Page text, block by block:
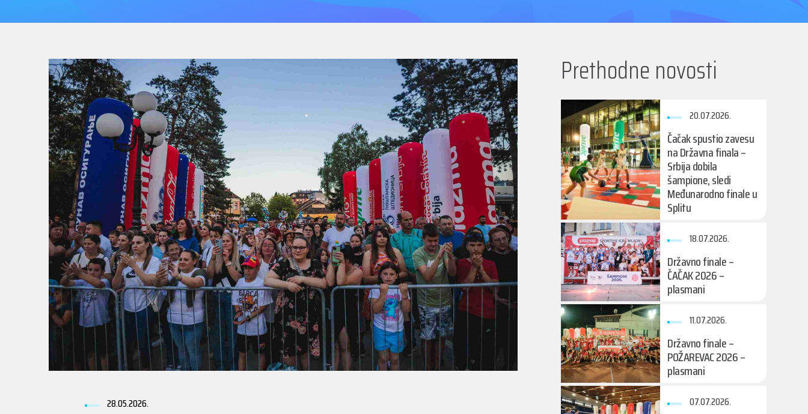
28.05.2026.
Prethodne novosti
20.07.2026.
Čačak spustio zavesu
na Državna finala –
Srbija dobila
šampione, sledi
Međunarodno finale u
Splitu
18.07.2026.
Državno finale –
ČAČAK 2026 –
plasmani
11.07.2026.
Državno finale –
POŽAREVAC 2026 –
plasmani
07.07.2026.